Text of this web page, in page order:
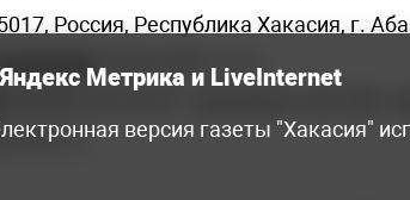
Россия, Республика Хакасия, г.
khakred@r-19.ru
.
Метрика и LiveInternet
версия газеты "Хакасия"